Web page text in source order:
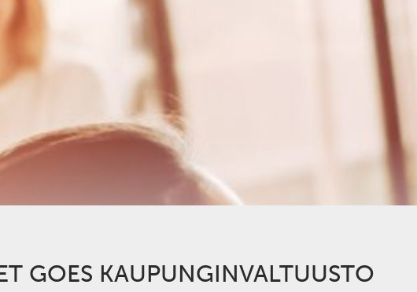
GOES KAUPUNGINVALTUUSTO